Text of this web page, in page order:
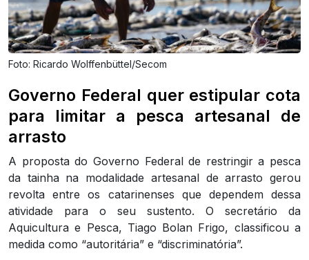
Foto: Ricardo Wolffenbüttel/Secom
Governo Federal quer estipular cota
para limitar a pesca artesanal de
arrasto
A proposta do Governo Federal de restringir a pesca
da tainha na modalidade artesanal de arrasto gerou
revolta entre os catarinenses que dependem dessa
atividade para o seu sustento. O secretário da
Aquicultura e Pesca, Tiago Bolan Frigo, classificou a
medida como “autoritária” e “discriminatória”.